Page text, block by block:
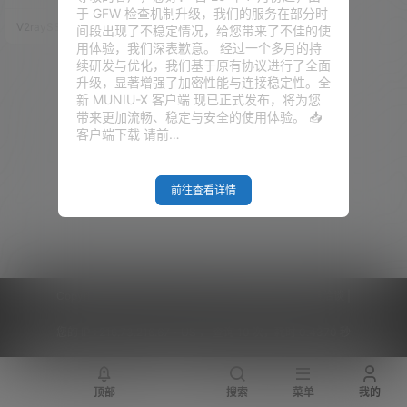
心端口默认被封 但今天要讲的方
案，只需要一台能本地能上网的
VPS 或本地服务器，就能用 Clou
dflare 的隧道服务，把你的网站
发布到全球，并且使用国际域
名，和普通的网站看起来没有任
何区别！ 重点是：永久免
费！！！！ 本期视频 准备工作
1、国际域名一个，推…
V2raySSR综合网 25年5月31日
于 GFW 检查机制升级，我们的服务在部分时
间段出现了不稳定情况，给您带来了不佳的使
用体验，我们深表歉意。 经过一个多月的持
续研发与优化，我们基于原有协议进行了全面
升级，显著增强了加密性能与连接稳定性。全
新 MUNIU-X 客户端 现已正式发布，将为您
带来更加流畅、稳定与安全的使用体验。 📥
客户端下载 请前…
前往查看详情
顶部 搜索 菜单 我的